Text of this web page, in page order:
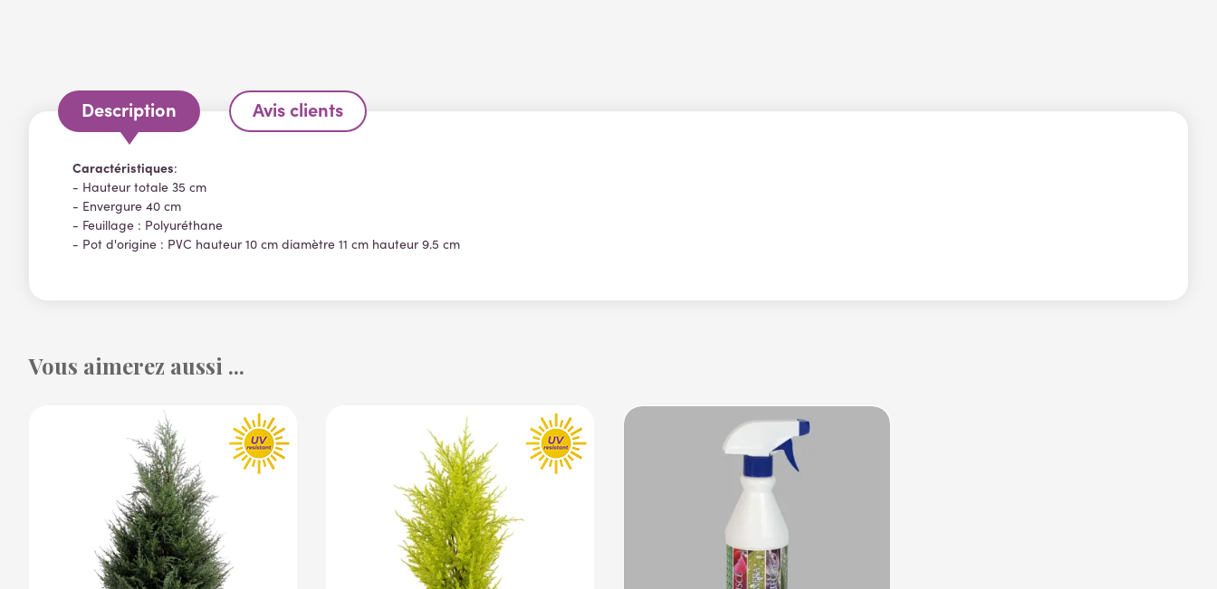
Description Avis clients
Caractéristiques:
- Hauteur totale 35 cm
- Envergure 40 cm
- Feuillage : Polyuréthane
- Pot d'origine : PVC hauteur 10 cm diamètre 11 cm hauteur 9.5 cm
Vous aimerez aussi ...